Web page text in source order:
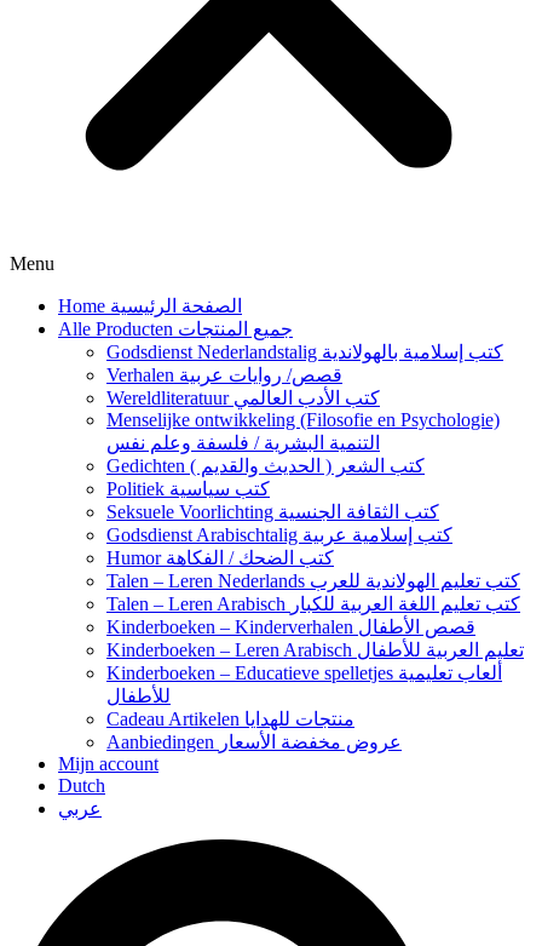
Menu
Home الصفحة الرئيسية
Alle Producten جميع المنتجات
Godsdienst Nederlandstalig كتب إسلامية بالهولاندية
Verhalen قصص/ روايات عربية
Wereldliteratuur كتب الأدب العالمي
Menselijke ontwikkeling (Filosofie en Psychologie)
التنمية البشرية / فلسفة وعلم نفس
Gedichten كتب الشعر ( الحديث والقديم )
Politiek كتب سياسية
Seksuele Voorlichting كتب الثقافة الجنسية
Godsdienst Arabischtalig كتب إسلامية عربية
Humor كتب الضحك / الفكاهة
Talen – Leren Nederlands كتب تعليم الهولاندية للعرب
Talen – Leren Arabisch كتب تعليم اللغة العربية للكبار
Kinderboeken – Kinderverhalen قصص الأطفال
Kinderboeken – Leren Arabisch تعليم العربية للأطفال
Kinderboeken – Educatieve spelletjes ألعاب تعليمية
للأطفال
Cadeau Artikelen منتجات للهدايا
Aanbiedingen عروض مخفضة الأسعار
Mijn account
Dutch
عربي